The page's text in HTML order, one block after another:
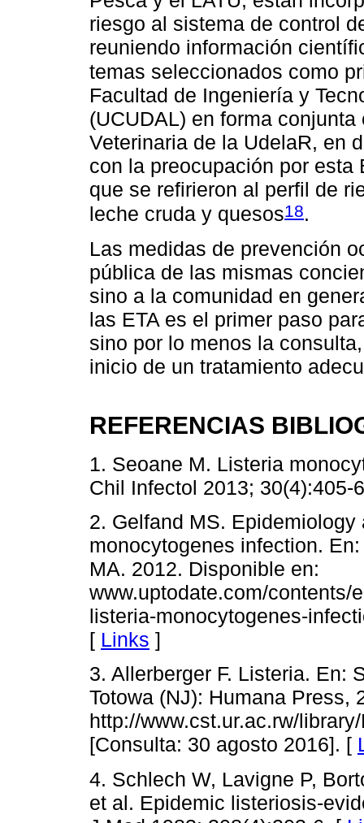
riesgo al sistema de control
reuniendo información
temas seleccionados como
Facultad de Ingeniería y
(UCUDAL) en forma
Veterinaria de la UdelaR, en
con la preocupación por esta
que se refirieron al perfil de
leche cruda y quesos18.
Las medidas de prevención
pública de las mismas
sino a la comunidad en
las ETA es el primer paso
sino por lo menos la
inicio de un tratamiento
REFERENCIAS
1. Seoane M. Listeria
Chil Infectol 2013; 30(4):405-
2. Gelfand MS.
monocytogenes infection.
MA. 2012. Disponible en:
www.uptodate.com/contents/
listeria-monocytogenes-
[ Links ]
3. Allerberger F. Listeria. En:
Totowa (NJ): Humana Press,
http://www.cst.ur.ac.rw/
[Consulta: 30 agosto 2016]. [
4. Schlech W, Lavigne P,
et al. Epidemic listeriosis-